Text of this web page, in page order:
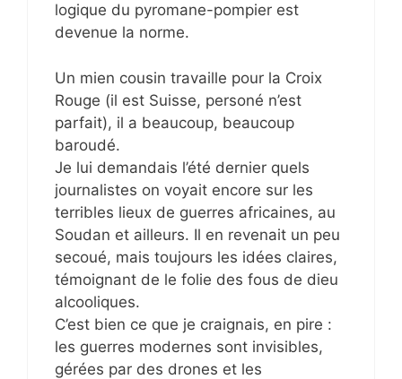
logique du pyromane-pompier est
devenue la norme.
Un mien cousin travaille pour la Croix
Rouge (il est Suisse, personé n’est
parfait), il a beaucoup, beaucoup
baroudé.
Je lui demandais l’été dernier quels
journalistes on voyait encore sur les
terribles lieux de guerres africaines, au
Soudan et ailleurs. Il en revenait un peu
secoué, mais toujours les idées claires,
témoignant de le folie des fous de dieu
alcooliques.
C’est bien ce que je craignais, en pire :
les guerres modernes sont invisibles,
gérées par des drones et les